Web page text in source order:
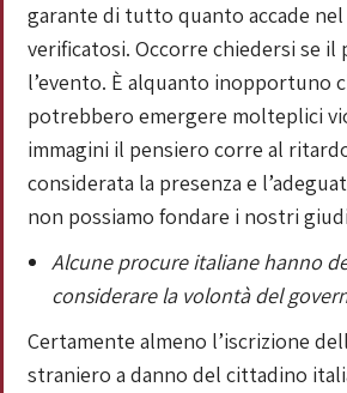
garante di tutto quanto accade
verificatosi. Occorre chiedersi se
l’evento. È alquanto inopportuno
potrebbero emergere molteplici
immagini il pensiero corre al
considerata la presenza e
non possiamo fondare i nostri
Alcune procure italiane hanno
considerare la volontà del
Certamente almeno l’iscrizione
straniero a danno del cittadino